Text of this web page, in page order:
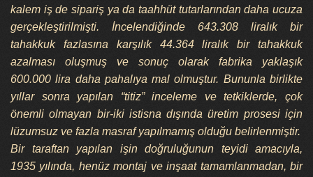
kalem iş de sipariş ya da taahhüt tutarlarından daha ucuza
gerçekleştirilmişti. İncelendiğinde 643.308 liralık bir
tahakkuk fazlasına karşılık 44.364 liralık bir tahakkuk
azalması oluşmuş ve sonuç olarak fabrika yaklaşık
600.000 lira daha pahalıya mal olmuştur. Bununla birlikte
yıllar sonra yapılan “titiz” inceleme ve tetkiklerde, çok
önemli olmayan bir-iki istisna dışında üretim prosesi için
lüzumsuz ve fazla masraf yapılmamış olduğu belirlenmiştir.
Bir taraftan yapılan işin doğruluğunun teyidi amacıyla,
1935 yılında, henüz montaj ve inşaat tamamlanmadan, bir